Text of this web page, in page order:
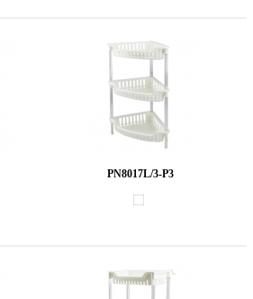
PN8017L/3-P3